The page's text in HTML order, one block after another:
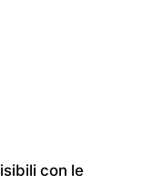
con le